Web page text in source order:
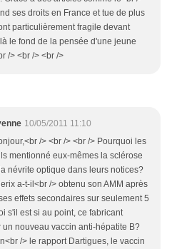
ses droits en France et tue de plus
particulièrement fragile devant
le fond de la pensée d'une jeune
/> <br /> <br />
10/05/2011 11:10
/> <br /> <br /> Pourquoi les
mentionné eux-mêmes la sclérose
névrite optique dans leurs notices?
a-t-il<br /> obtenu son AMM après
effets secondaires sur seulement 5
s'il est si au point, ce fabricant
un nouveau vaccin anti-hépatite B?
/> le rapport Dartigues, le vaccin